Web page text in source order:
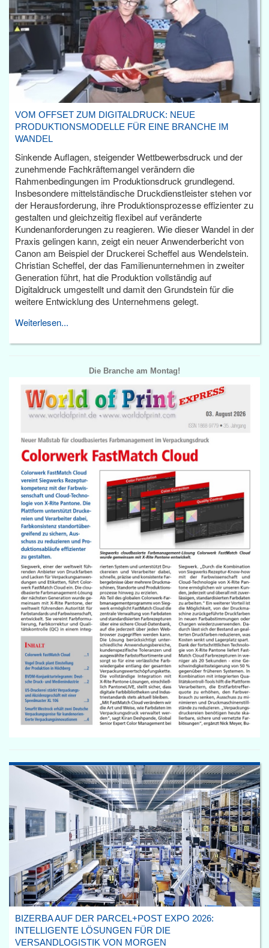
VOM OFFSET ZUM DIGITALDRUCK: NEUE
PRODUKTIONSMODELLE FÜR EINE BRANCHE IM
WANDEL
Sinkende Auflagen, steigender Wettbewerbsdruck und der
zunehmende Fachkräftemangel verändern die
Rahmenbedingungen im Produktionsdruck grundlegend.
Insbesondere mittelständische Druckdienstleister stehen vor
der Herausforderung, ihre Produktionsprozesse effizienter zu
gestalten und gleichzeitig flexibel auf veränderte
Kundenanforderungen zu reagieren. Wie dieser Wandel in der
Praxis gelingen kann, zeigt ein neuer Anwenderbericht von
Canon am Beispiel der Druckerei Scheffel aus Wendelstein.
Christian Scheffel, der das Familienunternehmen in zweiter
Generation führt, hat die Produktion vollständig auf
Digitaldruck umgestellt und damit den Grundstein für die
weitere Entwicklung des Unternehmens gelegt.
Weiterlesen...
Die Branche am Montag!
BIZERBA AUF DER PARCEL+POST EXPO 2026:
INTELLIGENTE LÖSUNGEN FÜR DIE
VERSANDLOGISTIK VON MORGEN